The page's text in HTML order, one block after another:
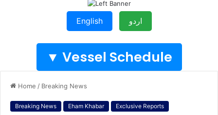
English اردو
Vessel Schedule ▼
Home / Breaking News
Breaking News Eham Khabar Exclusive Reports